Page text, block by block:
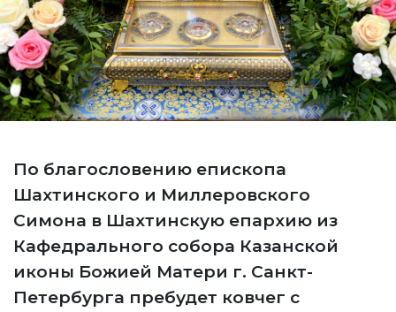
По благословению епископа
Шахтинского и Миллеровского
Симона в Шахтинскую епархию из
Кафедрального собора Казанской
иконы Божией Матери г. Санкт-
Петербурга пребудет ковчег с